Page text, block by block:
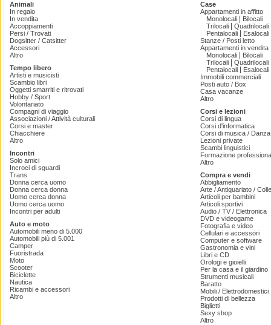
Animali
In regalo
In vendita
Accoppiamenti
Persi / Trovati
Dogsitter / Catsitter
Accessori
Altro
Tempo libero
Artisti e musicisti
Scambio libri
Oggetti smarriti e ritrovati
Hobby / Sport
Volontariato
Compagni di viaggio
Associazioni / Attività culturali
Corsi e master
Chiacchiere
Altro
Incontri
Solo amici
Incroci di sguardi
Trans
Donna cerca uomo
Donna cerca donna
Uomo cerca donna
Uomo cerca uomo
Incontri per adulti
Auto e moto
Automobili meno di 5.000
Automobili più di 5.001
Camper
Fuoristrada
Moto
Scooter
Biciclette
Nautica
Ricambi e accessori
Altro
Case
Appartamenti in affitto
Monolocali
Bilocali
Trilocali
Quadrilocali
Pentalocali
Esalocali
Stanze / Posti letto
Appartamenti in vendita
Monolocali
Bilocali
Trilocali
Quadrilocali
Pentalocali
Esalocali
Immobili commerciali
Posti auto / Box
Casa vacanze
Altro
Corsi e lezioni
Corsi di lingua
Corsi d'informatica
Corsi di musica /
Lezioni private
Scambi linguistici
Formazione
Altro
Compra e vendi
Abbigliamento
Arte / Antiquariato /
Articoli per bambini
Articoli sportivi
Audio / TV / Elettronica
DVD e videogame
Fotografia e video
Cellulari e accessori
Computer e software
Gastronomia e vini
Libri e CD
Orologi e gioielli
Per la casa e il giardino
Strumenti musicali
Baratto
Mobili / Elettrodomestici
Prodotti di bellezza
Biglietti
Sexy shop
Altro